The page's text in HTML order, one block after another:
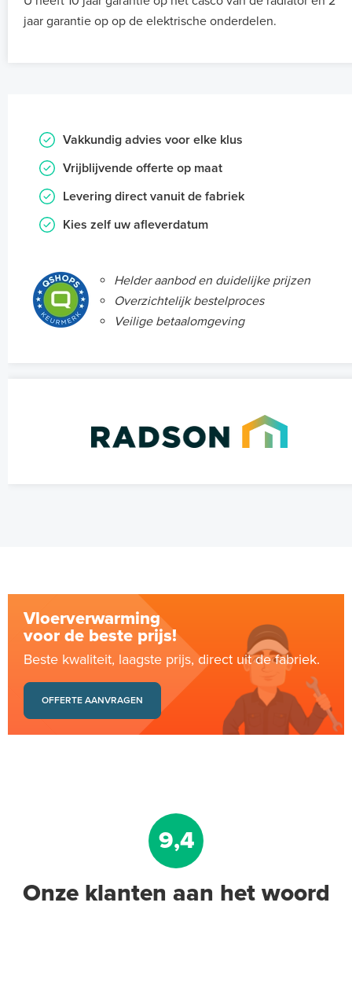
jaar garantie op op de elektrische onderdelen.
Vakkundig advies voor elke klus
Vrijblijvende offerte op maat
Levering direct vanuit de fabriek
Kies zelf uw afleverdatum
Helder aanbod en duidelijke prijzen
Overzichtelijk bestelproces
Veilige betaalomgeving
Vloerverwarming
voor de beste prijs!
Beste kwaliteit, laagste prijs, direct uit de fabriek.
OFFERTE AANVRAGEN
9,4
Onze klanten aan het woord